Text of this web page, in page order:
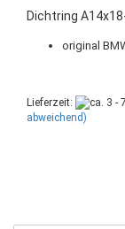
Dichtring
original
Lieferzeit:
abweichend)